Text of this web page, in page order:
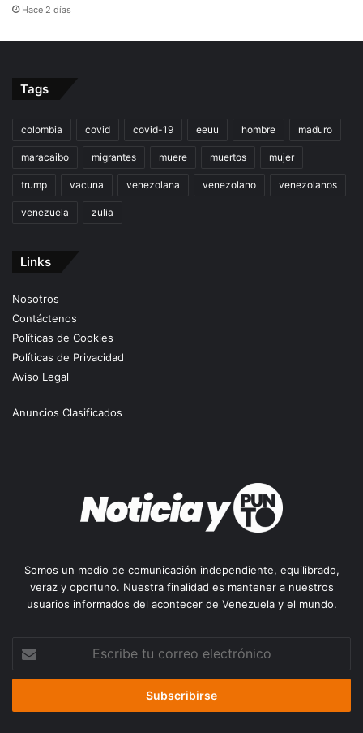
Hace 2 días
Tags
colombia covid covid-19 eeuu hombre maduro
maracaibo migrantes muere muertos mujer
trump vacuna venezolana venezolano venezolanos
venezuela zulia
Links
Nosotros
Contáctenos
Políticas de Cookies
Políticas de Privacidad
Aviso Legal
Anuncios Clasificados
Somos un medio de comunicación independiente, equilibrado,
veraz y oportuno. Nuestra finalidad es mantener a nuestros
usuarios informados del acontecer de Venezuela y el mundo.
correo